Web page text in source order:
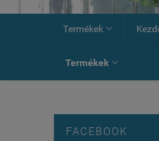
Termékek 
Termékek 
FACEBOOK